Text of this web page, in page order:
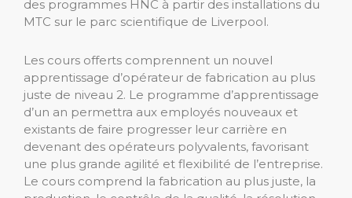
des programmes HNC à partir des installations du
MTC sur le parc scientifique de Liverpool.
Les cours offerts comprennent un nouvel
apprentissage d’opérateur de fabrication au plus
juste de niveau 2. Le programme d’apprentissage
d’un an permettra aux employés nouveaux et
existants de faire progresser leur carrière en
devenant des opérateurs polyvalents, favorisant
une plus grande agilité et flexibilité de l’entreprise.
Le cours comprend la fabrication au plus juste, la